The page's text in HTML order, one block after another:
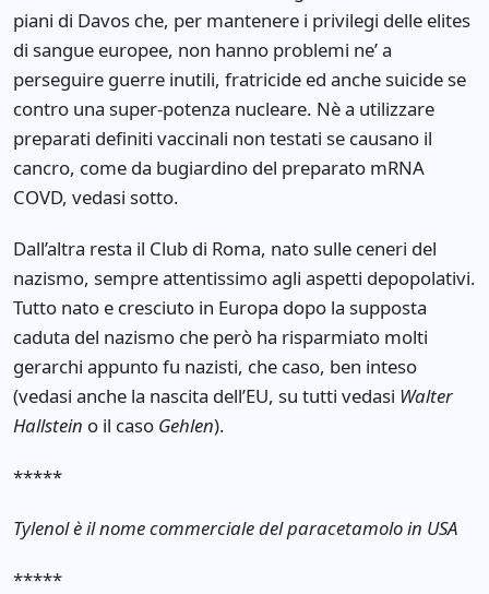
piani di Davos che, per mantenere i privilegi delle elites
di sangue europee, non hanno problemi ne’ a
perseguire guerre inutili, fratricide ed anche suicide se
contro una super-potenza nucleare. Nè a utilizzare
preparati definiti vaccinali non testati se causano il
cancro, come da bugiardino del preparato mRNA
COVD, vedasi sotto.
Dall’altra resta il Club di Roma, nato sulle ceneri del
nazismo, sempre attentissimo agli aspetti depopolativi.
Tutto nato e cresciuto in Europa dopo la supposta
caduta del nazismo che però ha risparmiato molti
gerarchi appunto fu nazisti, che caso, ben inteso
(vedasi anche la nascita dell’EU, su tutti vedasi Walter
Hallstein o il caso Gehlen).
*****
Tylenol è il nome commerciale del paracetamolo in USA
*****